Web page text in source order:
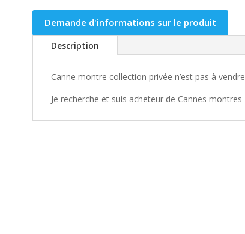
Demande d'informations sur le produit
Description
Canne montre collection privée n’est pas à vendre
Je recherche et suis acheteur de Cannes montres